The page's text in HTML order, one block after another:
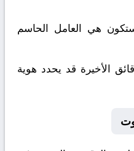
ستكون هي العامل الحاسم
الأخيرة قد يحدد هوية